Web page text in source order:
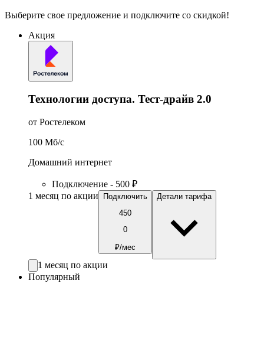
Выберите свое предложение и подключите со скидкой!
Акция
Технологии доступа. Тест-драйв 2.0
от Ростелеком
100 Мб/c
Домашний интернет
Подключение - 500 ₽
1 месяц по акции
Подключить
450
0
₽/мес
Детали тарифа
1 месяц по акции
Популярный